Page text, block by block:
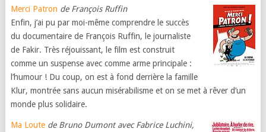
Merci Patron de François Ruffin
Enfin, j’ai pu par moi-même comprendre le succès
du documentaire de François Ruffin, le journaliste
de Fakir. Très réjouissant, le film est construit
comme un suspense avec comme arme principale :
l’humour ! Du coup, on est à fond derrière la famille
Klur, montrée sans aucun misérabilisme et on se met à rêver d’un
monde plus solidaire.
Ma Loute de Bruno Dumont avec Fabrice Luchini,